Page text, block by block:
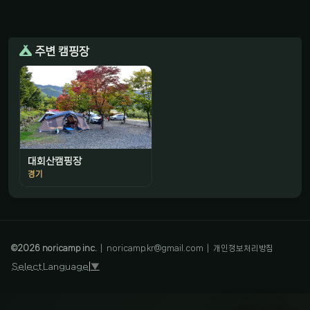
주변 캠핑장
대회산캠핑장
경기
©2026noricamp inc. noricamp.kr@gmail.com 개인정보처리방침
Select Language ▼